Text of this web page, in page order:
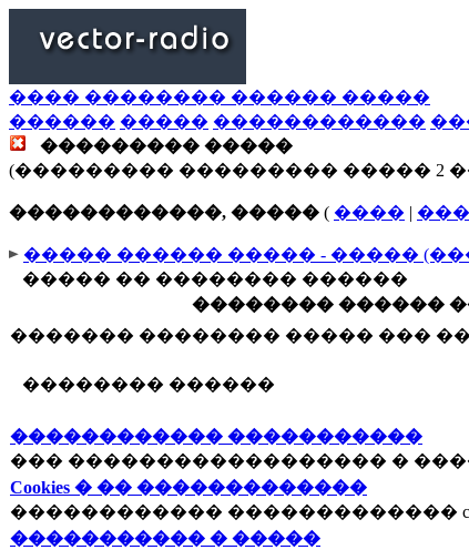
���� �������� ������ �����
������ ����� ������������
��������� �����
(��������� ��������� ����� 2
������������, ����� ( ���� |
����� ������ ����� - �����
����� �� �������� ������
�������� ������
������� �������� ����� ���
�������� ������
������������ �����������
��� ������������������ �
Cookies � �� �������������
������������ �������������
����������� � �����